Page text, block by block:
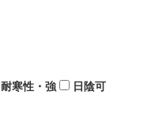
耐寒性・強
日陰可